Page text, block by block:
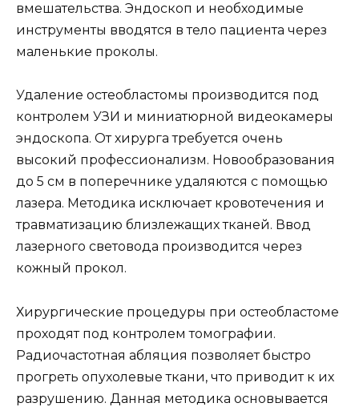
вмешательства. Эндоскоп и необходимые
инструменты вводятся в тело пациента через
маленькие проколы.
Удаление остеобластомы производится под
контролем УЗИ и миниатюрной видеокамеры
эндоскопа. От хирурга требуется очень
высокий профессионализм. Новообразования
до 5 см в поперечнике удаляются с помощью
лазера. Методика исключает кровотечения и
травматизацию близлежащих тканей. Ввод
лазерного световода производится через
кожный прокол.
Хирургические процедуры при остеобластоме
проходят под контролем томографии.
Радиочастотная абляция позволяет быстро
прогреть опухолевые ткани, что приводит к их
разрушению. Данная методика основывается